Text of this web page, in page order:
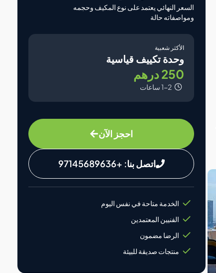
السعر النهائي يعتمد على نوع المكيف وحجمه
ومواصفاته حالة
الأكثر شعبية
وحدة تكييف قياسية
250 درهم
1-2 ساعات
احجز الآن
اتصل بنا: +97145689636
الخدمة متاحة في نفس اليوم
الفنيين المعتمدين
الرضا مضمون
منتجات صديقة للبيئة